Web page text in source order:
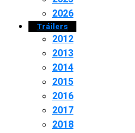
2026
Tráilers
2012
2013
2014
2015
2016
2017
2018